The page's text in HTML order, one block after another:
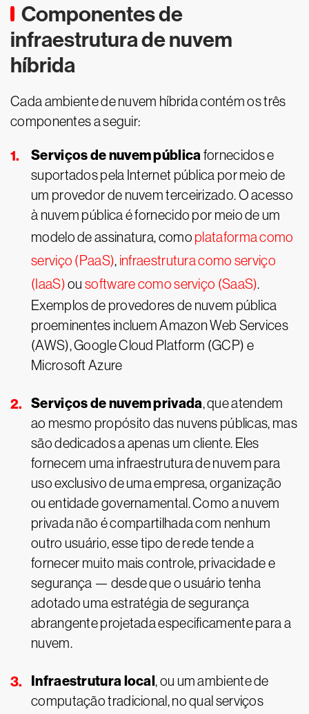
Componentes de
infraestrutura de nuvem
híbrida
Cada ambiente de nuvem híbrida contém os três
componentes a seguir:
Serviços de nuvem públicafornecidos e
suportados pela Internet pública por meio de
um provedor de nuvem terceirizado. O acesso
à nuvem pública é fornecido por meio de um
modelo de assinatura, como plataforma como
serviço (PaaS), infraestrutura como serviço
(IaaS)ousoftware como serviço (SaaS).
Exemplos de provedores de nuvem pública
proeminentes incluem Amazon Web Services
(AWS), Google Cloud Platform (GCP) e
Microsoft Azure
Serviços de nuvem privada, que atendem
ao mesmo propósito das nuvens públicas, mas
são dedicados a apenas um cliente. Eles
fornecem uma infraestrutura de nuvem para
uso exclusivo de uma empresa, organização
ou entidade governamental. Como a nuvem
privada não é compartilhada com nenhum
outro usuário, esse tipo de rede tende a
fornecer muito mais controle, privacidade e
segurança — desde que o usuário tenha
adotado uma estratégia de segurança
abrangente projetada especificamente para a
nuvem.
Infraestrutura local, ou um ambiente de
computação tradicional, no qual serviços